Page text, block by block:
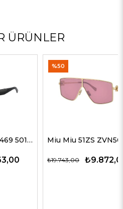
ÜRÜNLER
Güneş Gözlükleri Miu Miu 51ZS ZVN50D 69 G Kadın Güneş Gözlükleri
₺9.872,00
₺19.743,00